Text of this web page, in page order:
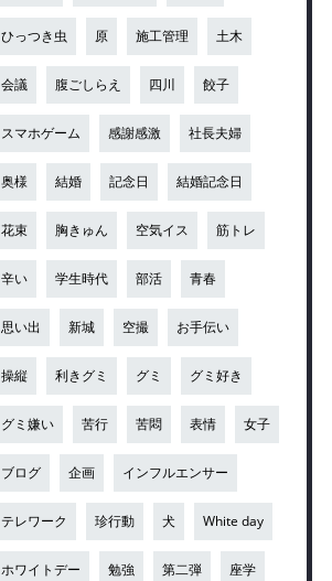
ひっつき虫 原 施工管理 土木
会議 腹ごしらえ 四川 餃子
スマホゲーム 感謝感激 社長夫婦
奥様 結婚 記念日 結婚記念日
花束 胸きゅん 空気イス 筋トレ
辛い 学生時代 部活 青春
思い出 新城 空撮 お手伝い
操縦 利きグミ グミ グミ好き
グミ嫌い 苦行 苦悶 表情 女子
ブログ 企画 インフルエンサー
テレワーク 珍行動 犬 White day
ホワイトデー 勉強 第二弾 座学